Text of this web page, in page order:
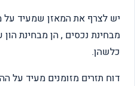
יש לצרף את המאזן שמעיד על
מבחינת נכסים , הן מבחינת הון
כלשהן.
דוח תזרים מזומנים מעיד על